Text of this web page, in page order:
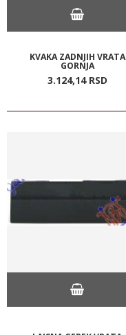
KVAKA ZADNJIH VRATA
GORNJA
3.124,14 RSD